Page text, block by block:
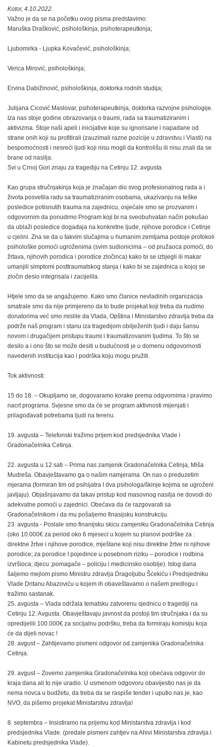
Kotor, 4.10.2022.
Važno je da se na početku ovog pisma predstavimo:
Maruška Drašković, psihološkinja, psihoterapeutkinja;
Ljubomirka - Ljupka Kovačević, psihološkinja;
Verica Mirović, psihološkinja;
Ervina Dabižinović, psihološkinja, doktorka rodnih studija;
Julijana Cicović Maslovar, psihoterapeutkinja, doktorka razvojne psihologije.
Iza nas stoje godine obrazovanja o traumi, rada sa traumatiziranim i
aktivizma. Stoje naši apeli i inicijative koje su ignorisane i napadane od
strane onih koji su profitirali (zauzimali razne pozicije u zdravstvu i Vlasti) na
bespomoćnosti i nesreći ljudi koji nisu mogli da kontrolišu ili nisu znali da se
brane od nasilja.
Svi u Crnoj Gori znaju za tragediju na Cetinju 12. avgusta.
Kao grupa stručnjakinja koja je značajan dio svog profesionalnog rada a i
života posvetila radu sa traumatiziranim osobama, ukazivanju na teške
posledice potisnutih trauma na zajednicu, osjećale smo se prozvanim i
odgovornim da ponudimo Program koji bi na sveobuhvatan način pokušao
da ublaži posledice događaja na konkretne ljude, njihove porodice i Cetinje
u cjelini. Zna se da u takvim slučajima u humanim zemljama postoje protokoli
psihološke pomoći ugroženima (svim sudionicima – od pružaoca pomoći, do
žrtava, njihovih porodica i porodice zločinca) kako bi se izbjegli ili makar
umanjili simptomi posttraumatskog stanja i kako bi se zajednica u kojoj se
zločin desio integrisala i zacijelila.
Htjele smo da se angažujemo. Kako smo članice nevladinih organizacija
smatrale smo da nije primjereno da to bude projekat koji treba da nudimo
donatorima već smo mislile da Vlada, Opština i Ministarstvo zdravlja treba da
podrže naš program i stanu iza tragedijom obilježenih ljudi i daju šansu
novom i drugačijem pristupu traumi i traumatizovanim ljudima. To što se
desilo a i ono što se može desiti u budućnosti je u domenu odgovornosti
navedenih institucija kao i podrška koju mogu pružiti.
Tok aktivnosti:
15 do 18. – Okupljamo se, dogovaramo korake prema odgvornima i pravimo
nacrt programa. Svjesne smo da će se program aktivnosti mijenjati i
prilagođavati potrebama ljudi na terenu.
19. avgusta – Telefonski tražimo prijem kod predsjednika Vlade i
Gradonačelnika Cetinja.
22. avgusta u 12 sati – Prima nas zamjenik Gradonačelnika Cetinja, Miša
Mudreša. Obavještavamo ga o našim namjerama. On nas o preduzetim
mjerama (formiran tim od psihijatra I dva psihologa/škinje kojima se ugroženi
javljaju). Objašnjavamo da takav pristup kod masovnog nasilja ne dovodi do
adekvatne pomoći u zajednici. Obećava da će razgovarati sa
Gradonačelnikom i da mu pošaljemo finasijsku konstrukciju.
23. avgusta - Poslale smo finanijsku skicu zamjeniku Gradonačelnika Cetinja
(oko 10.000€ za period oko 6 mjeseci u kojem su planovi podrške za :
direktne žrtve i njihove porodice, mještane koji nisu direktne žrtve ni njihove
porodice; za porodice I pojedince u posebnom riziku – porodice i rodbina
izvršioca; djecu ;pomagače – policiju i medicinsko osoblje). Istog dana
šaljemo mejlom pismo Ministru zdravlja Dragoljubu Šćekiću i Predsjedniku
Vlade Dritanu Abazoviću u kojem ih obaveštavamo o našem predlogu i
tražimo sastanak.
25. avgusta – Vlada održala tematsku zatvorenu sjednicu o tragediji na
Cetinju 12. Avgusta. Obavještavaju javnost da postoji tim stručnjaka i da su
opredijelili 100.000€ za socijalnu podršku, treba da formiraju komisiju koja
će da dijeli novac !
28. avgust – Zahtijevamo pismeni odgovor od zamjenika Gradonačelnika
Cetinja.
29. avgust – Zovemo zamjenika Gradonačelnika koji obećava odgovor do
kraja dana ali to nije uradio. U usmenom odgovoru obavijestio nas je da
nema novca u budžetu, da treba da se raspiše tender i uputio nas je, kao
NVO, da pišemo projekat Ministarstvu zdravlja!
8. septembra – Insistiramo na prijemu kod Ministarstva zdravlja i kod
predsjednika Vlade. (predale pismeni zahtjev na Ahivi Ministarstva zdravlja i
Kabinetu predsjednika Vlade).